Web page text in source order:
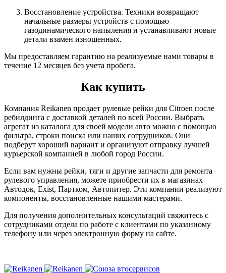
Восстановление устройства. Техники возвращают
начальные размеры устройств с помощью
газодинамического напыления и устанавливают новые
детали взамен изношенных.
Мы предоставляем гарантию на реализуемые нами товары в
течение 12 месяцев без учета пробега.
Как купить
Компания Reikanen продает рулевые рейки для Citroen после
ребилдинга с доставкой деталей по всей России. Выбрать
агрегат из каталога для своей модели авто можно с помощью
фильтра, строки поиска или наших сотрудников. Они
подберут хороший вариант и организуют отправку лучшей
курьерской компанией в любой город России.
Если вам нужны рейки, тяги и другие запчасти для ремонта
рулевого управления, можете приобрести их в магазинах
Автодок, Exist, Партком, Автопитер. Эти компании реализуют
компоненты, восстановленные нашими мастерами.
Для получения дополнительных консультаций свяжитесь с
сотрудниками отдела по работе с клиентами по указанному
телефону или через электронную форму на сайте.